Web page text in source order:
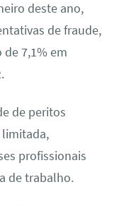
deste ano,
de fraude,
7,1% em
de peritos
limitada,
profissionais
de trabalho.